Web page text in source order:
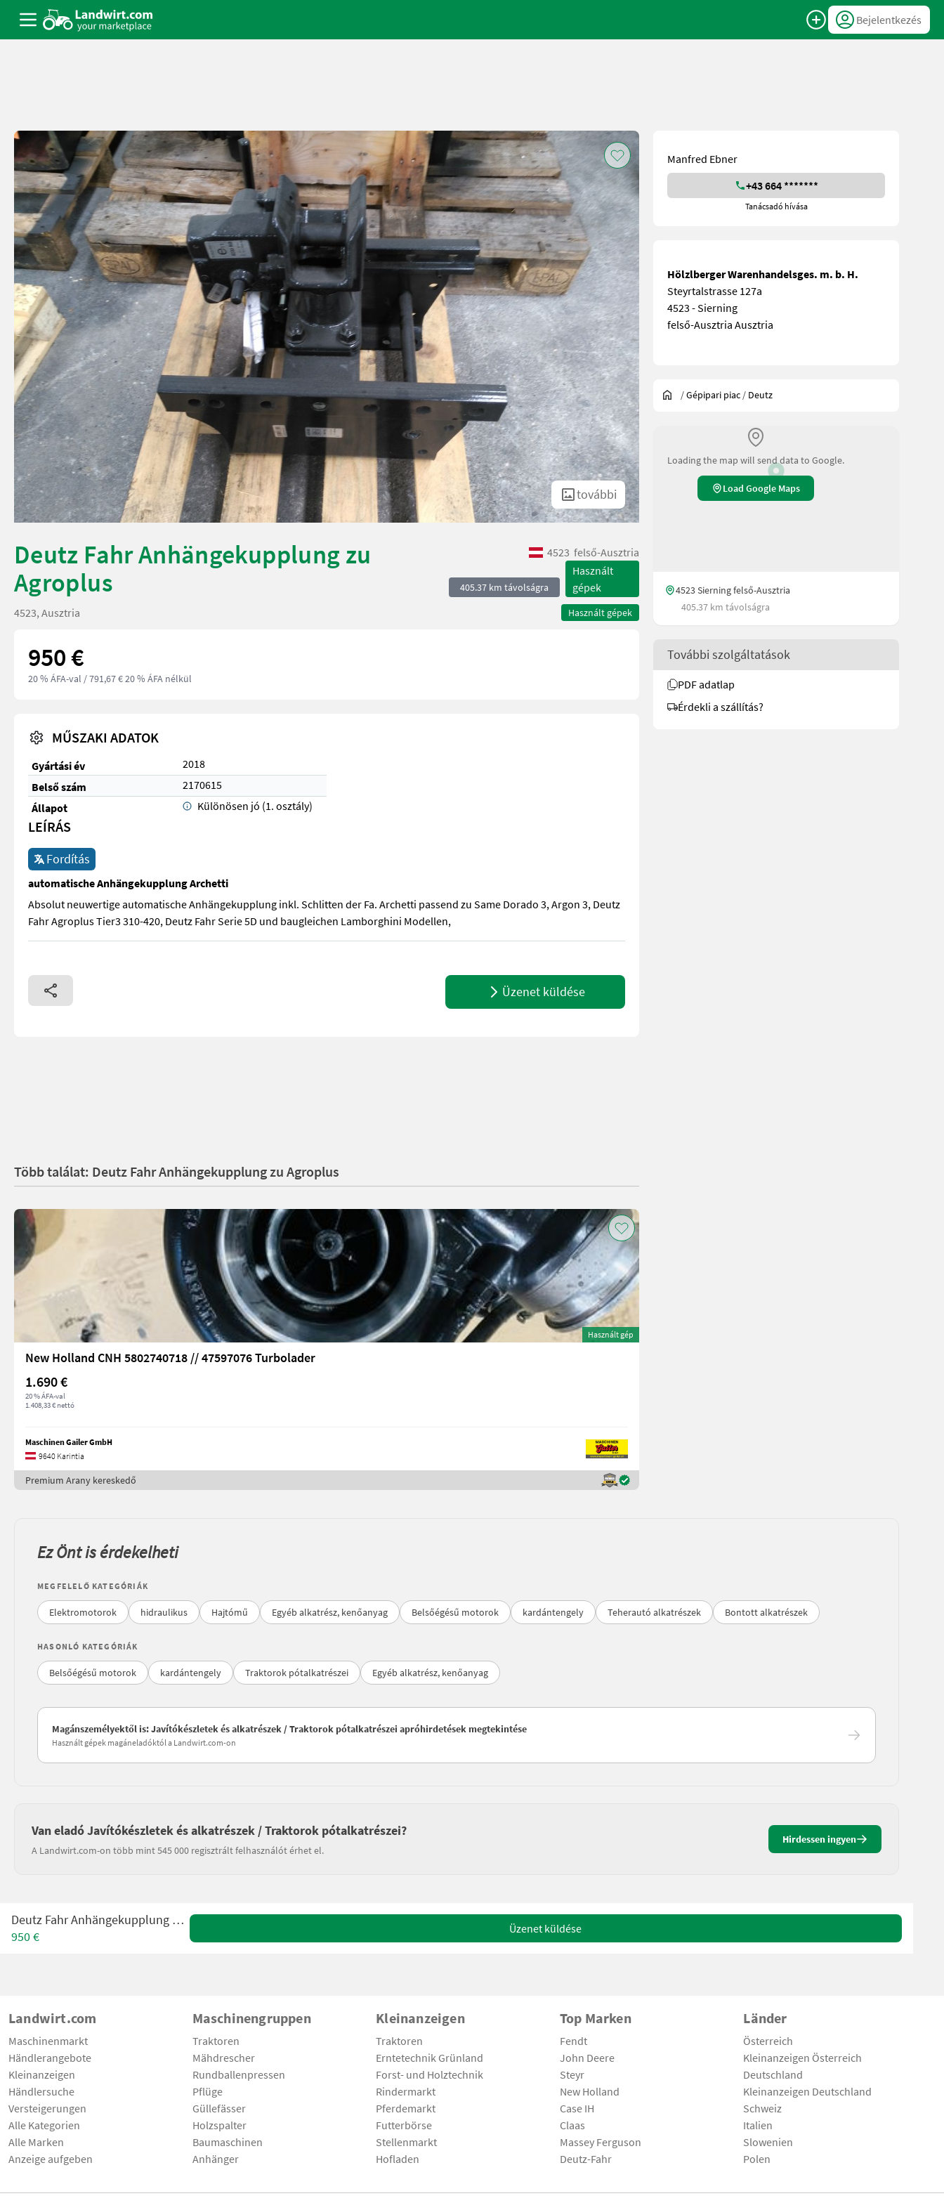
Bejelentkezés
további
Deutz Fahr Anhängekupplung zu
Agroplus
4523 felső-Ausztria
405.37 km távolságra
Használt
gépek
Használt gépek
4523, Ausztria
950 €
20 % ÁFA-val / 791,67 € 20 % ÁFA nélkül
MŰSZAKI ADATOK
Gyártási év
2018
Belső szám
2170615
Állapot
Különösen jó (1. osztály)
LEÍRÁS
Fordítás
automatische Anhängekupplung Archetti
Absolut neuwertige automatische Anhängekupplung inkl. Schlitten der Fa. Archetti passend zu Same Dorado 3, Argon 3, Deutz
Fahr Agroplus Tier3 310-420, Deutz Fahr Serie 5D und baugleichen Lamborghini Modellen,
Absolut neuwertige automatische Anhängekupplung inkl. Schlitten der Fa. Archetti passend zu Same Dorado 3, Argon 3, Deutz Fahr Agroplus Tier3 310-420, Deutz Fahr Serie 5D und baugleichen
Üzenet küldése
Manfred Ebner
+43 664 *******
Tanácsadó hívása
Hölzlberger Warenhandelsges. m. b. H.
Steyrtalstrasse 127a
4523 - Sierning
felső-Ausztria Ausztria
/Gépipari piac / Deutz
Loading the map will send data to Google.
Load Google Maps
4523 Sierning felső-Ausztria
405.37 km távolságra
További szolgáltatások
PDF adatlap
Érdekli a szállítás?
Több találat: Deutz Fahr Anhängekupplung zu Agroplus
Használt gép
New Holland CNH 5802740718 // 47597076 Turbolader
1.690 €
20 % ÁFA-val
1.408,33 € nettó
Maschinen Gailer GmbH
9640 Karintia
Premium Arany kereskedő
Ez Önt is érdekelheti
MEGFELELŐ KATEGÓRIÁK
Elektromotorok hidraulikus Hajtómű Egyéb alkatrész, kenőanyag Belsőégésű motorok kardántengely Teherautó alkatrészek Bontott alkatrészek
HASONLÓ KATEGÓRIÁK
Belsőégésű motorok kardántengely Traktorok pótalkatrészei Egyéb alkatrész, kenőanyag
Magánszemélyektől is: Javítókészletek és alkatrészek / Traktorok pótalkatrészei apróhirdetések megtekintése
Használt gépek magáneladóktól a Landwirt.com-on
Van eladó Javítókészletek és alkatrészek / Traktorok pótalkatrészei?
A Landwirt.com-on több mint 545 000 regisztrált felhasználót érhet el.
Hirdessen ingyen
Deutz Fahr Anhängekupplung zu Agroplus
950 €
Üzenet küldése
Landwirt.com
Maschinenmarkt
Händlerangebote
Kleinanzeigen
Händlersuche
Versteigerungen
Alle Kategorien
Alle Marken
Anzeige aufgeben
Maschinengruppen
Traktoren
Mähdrescher
Rundballenpressen
Pflüge
Güllefässer
Holzspalter
Baumaschinen
Anhänger
Kleinanzeigen
Traktoren
Erntetechnik Grünland
Forst- und Holztechnik
Rindermarkt
Pferdemarkt
Futterbörse
Stellenmarkt
Hofladen
Top Marken
Fendt
John Deere
Steyr
New Holland
Case IH
Claas
Massey Ferguson
Deutz-Fahr
Länder
Österreich
Kleinanzeigen Österreich
Deutschland
Kleinanzeigen Deutschland
Schweiz
Italien
Slowenien
Polen